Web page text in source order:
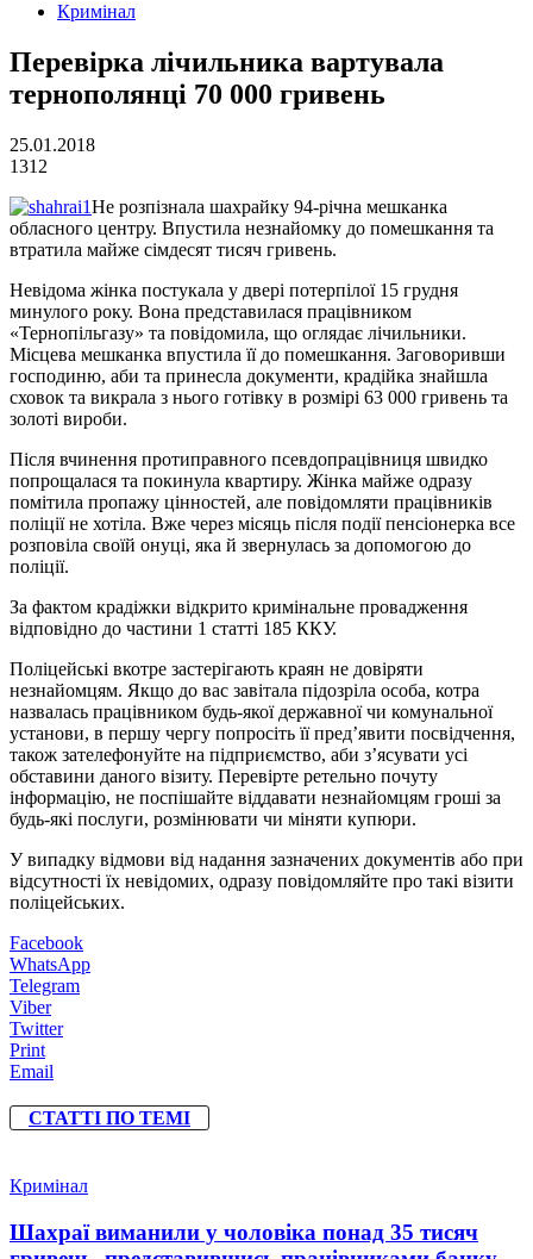
Кримінал
Перевірка лічильника вартувала
тернополянці 70 000 гривень
25.01.2018
1312
Не розпізнала шахрайку 94-річна мешканка
обласного центру. Впустила незнайомку до помешкання та
втратила майже сімдесят тисяч гривень.
Невідома жінка постукала у двері потерпілої 15 грудня
минулого року. Вона представилася працівником
«Тернопільгазу» та повідомила, що оглядає лічильники.
Місцева мешканка впустила її до помешкання. Заговоривши
господиню, аби та принесла документи, крадійка знайшла
сховок та викрала з нього готівку в розмірі 63 000 гривень та
золоті вироби.
Після вчинення протиправного псевдопрацівниця швидко
попрощалася та покинула квартиру. Жінка майже одразу
помітила пропажу цінностей, але повідомляти працівників
поліції не хотіла. Вже через місяць після події пенсіонерка все
розповіла своїй онуці, яка й звернулась за допомогою до
поліції.
За фактом крадіжки відкрито кримінальне провадження
відповідно до частини 1 статті 185 ККУ.
Поліцейські вкотре застерігають краян не довіряти
незнайомцям. Якщо до вас завітала підозріла особа, котра
назвалась працівником будь-якої державної чи комунальної
установи, в першу чергу попросіть її пред’явити посвідчення,
також зателефонуйте на підприємство, аби з’ясувати усі
обставини даного візиту. Перевірте ретельно почуту
інформацію, не поспішайте віддавати незнайомцям гроші за
будь-які послуги, розмінювати чи міняти купюри.
У випадку відмови від надання зазначених документів або при
відсутності їх невідомих, одразу повідомляйте про такі візити
поліцейських.
Facebook
WhatsApp
Telegram
Viber
Twitter
Print
Email
СТАТТІ ПО ТЕМІ
Кримінал
Шахраї виманили у чоловіка понад 35 тисяч